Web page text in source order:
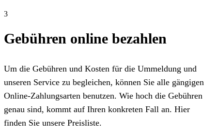
3
Gebühren online bezahlen
Um die Gebühren und Kosten für die Ummeldung und
unseren Service zu begleichen, können Sie alle gängigen
Online-Zahlungsarten benutzen. Wie hoch die Gebühren
genau sind, kommt auf Ihren konkreten Fall an. Hier
finden Sie unsere Preisliste.